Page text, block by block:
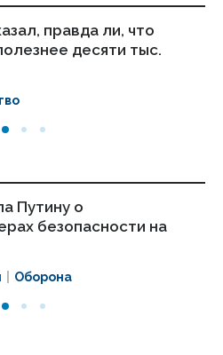
правда ли, что
десяти тыс.
Путину о
безопасности на
Оборона